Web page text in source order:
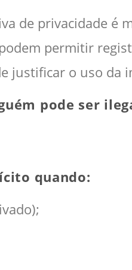
de privacidade é
permitir
justificar o uso da
pode ser
quando: